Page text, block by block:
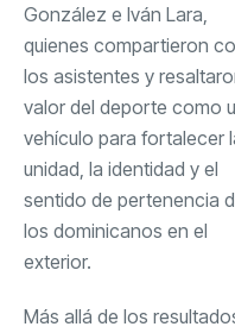
González e Iván Lara,
quienes compartieron
los asistentes y
valor del deporte como
vehículo para fortalecer
unidad, la identidad y el
sentido de pertenencia
los dominicanos en el
exterior.
Más allá de los